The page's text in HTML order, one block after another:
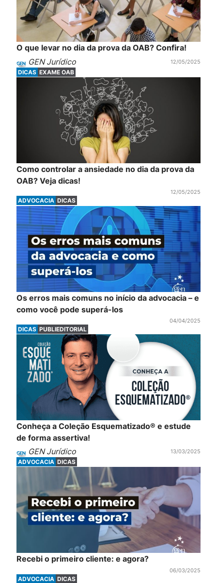
O que levar no dia da prova da OAB? Confira!
GEN Jurídico
12/05/2025
DICAS EXAME OAB
Como controlar a ansiedade no dia da prova da
OAB? Veja dicas!
12/05/2025
ADVOCACIA DICAS
Os erros mais comuns no início da advocacia – e
como você pode superá-los
04/04/2025
DICAS PUBLIEDITORIAL
Conheça a Coleção Esquematizado® e estude
de forma assertiva!
GEN Jurídico
13/03/2025
ADVOCACIA DICAS
Recebi o primeiro cliente: e agora?
06/03/2025
ADVOCACIA DICAS